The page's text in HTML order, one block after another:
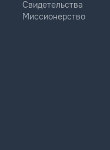
Свидетельства
Миссионерство